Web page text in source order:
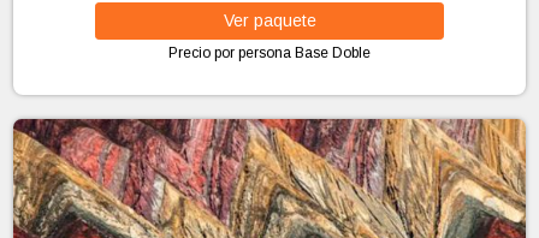
Ver paquete
Precio por persona Base Doble